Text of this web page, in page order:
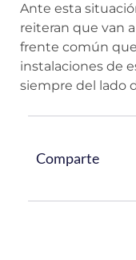
Ante esta
reiteran que van
frente común
instalaciones de
siempre del lado
Comparte